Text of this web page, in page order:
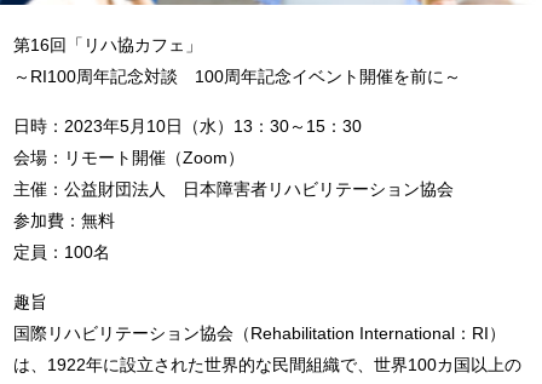
第16回「リハ協カフェ」
～RI100周年記念対談 100周年記念イベント開催を前に～
日時：2023年5月10日（水）13：30～15：30
会場：リモート開催（Zoom）
主催：公益財団法人 日本障害者リハビリテーション協会
参加費：無料
定員：100名
趣旨
国際リハビリテーション協会（Rehabilitation International：RI）
は、1922年に設立された世界的な民間組織で、世界100カ国以上の